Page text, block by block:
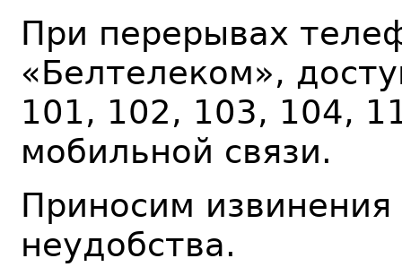
При перерывах
«Белтелеком»,
101, 102, 103, 104,
мобильной связи.
Приносим
неудобства.